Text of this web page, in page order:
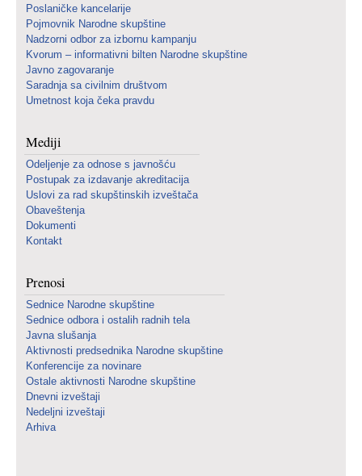
Poslaničke kancelarije
Pojmovnik Narodne skupštine
Nadzorni odbor za izbornu kampanju
Kvorum – informativni bilten Narodne skupštine
Javno zagovaranje
Saradnja sa civilnim društvom
Umetnost koja čeka pravdu
Mediji
Odeljenje za odnose s javnošću
Postupak za izdavanje akreditacija
Uslovi za rad skupštinskih izveštača
Obaveštenja
Dokumenti
Kontakt
Prenosi
Sednice Narodne skupštine
Sednice odbora i ostalih radnih tela
Javna slušanja
Aktivnosti predsednika Narodne skupštine
Konferencije za novinare
Ostale aktivnosti Narodne skupštine
Dnevni izveštaji
Nedeljni izveštaji
Arhiva